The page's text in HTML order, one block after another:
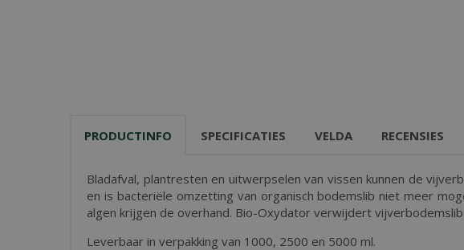
PRODUCTINFO SPECIFICATIES VELDA RECENSIES
Bladafval, plantresten en uitwerpselen van vissen kunnen de
en is bacteriële omzetting van organisch bodemslib niet meer
algen krijgen de overhand. Bio-Oxydator verwijdert
Leverbaar in verpakking van 1000, 2500 en 5000 ml.